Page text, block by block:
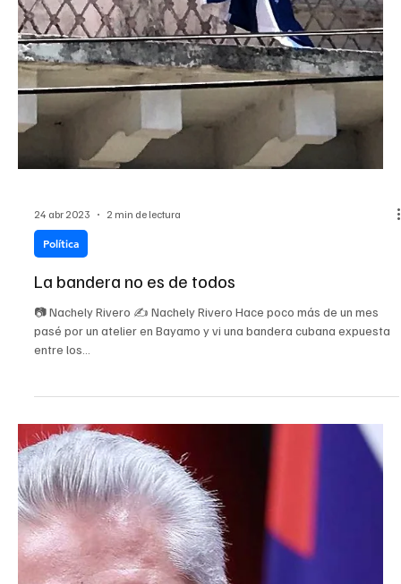
25 abr 2023
criticar al gobierno».
📷 Foto de perfil de la cuenta en Twitter de la Sociedad
Interamericana de Prensa. ✍️ Redacción El presidente de la
Sociedad...